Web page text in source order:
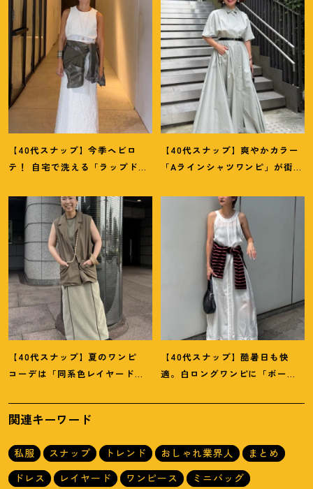
【40代スナップ】今季ヘビロ
テ ！
自宅で洗える「ラップドレ
乃婦さん
【40代スナップ】爽やかカラー
「Aラインシャツワンピ」が街で
さん
【40代スナップ】夏のワンピ
コーデは「同系色レイヤード」
さん
【40代スナップ】酷暑日も快
適。白ロングワンピに「ボー
美緒さん
関連キーワード
私服 スナップ トレンド おしゃれ業界人
まとめ
ドレス
レイヤード ワンピース ミニバッグ